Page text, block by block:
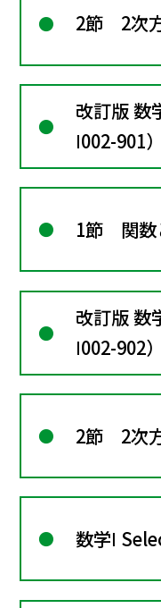
2節 2次
改訂版 数
Ⅰ002-901）
1節 関数
改訂版 数
Ⅰ002-902）
2節 2次
数学Ⅰ